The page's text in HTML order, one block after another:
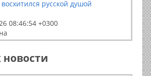
русской душой
08:46:54 +0300
новости